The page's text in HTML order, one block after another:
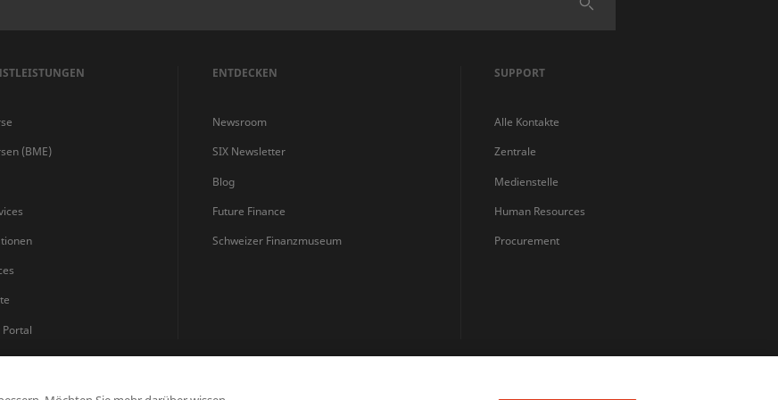
Finden
(BME)
Portal
ENTDECKEN
Newsroom
SIX Newsletter
Blog
Future Finance
Schweizer Finanzmuseum
SUPPORT
Alle Kontakte
Zentrale
Medienstelle
Human Resources
Procurement